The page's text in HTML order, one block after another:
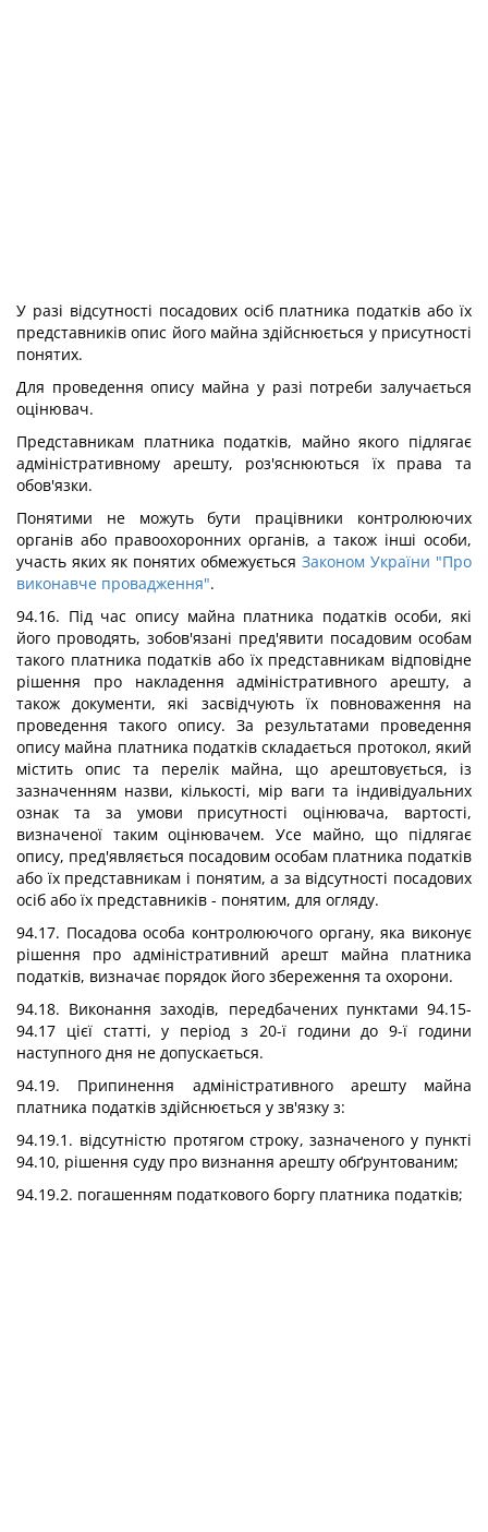
У разі відсутності посадових осіб платника податків або їх
представників опис його майна здійснюється у присутності
понятих.
Для проведення опису майна у разі потреби залучається
оцінювач.
Представникам платника податків, майно якого підлягає
адміністративному арешту, роз'яснюються їх права та
обов'язки.
Понятими не можуть бути працівники контролюючих
органів або правоохоронних органів, а також інші особи,
участь яких як понятих обмежується Законом України "Про
виконавче провадження".
94.16. Під час опису майна платника податків особи, які
його проводять, зобов'язані пред'явити посадовим особам
такого платника податків або їх представникам відповідне
рішення про накладення адміністративного арешту, а
також документи, які засвідчують їх повноваження на
проведення такого опису. За результатами проведення
опису майна платника податків складається протокол, який
містить опис та перелік майна, що арештовується, із
зазначенням назви, кількості, мір ваги та індивідуальних
ознак та за умови присутності оцінювача, вартості,
визначеної таким оцінювачем. Усе майно, що підлягає
опису, пред'являється посадовим особам платника податків
або їх представникам і понятим, а за відсутності посадових
осіб або їх представників - понятим, для огляду.
94.17. Посадова особа контролюючого органу, яка виконує
рішення про адміністративний арешт майна платника
податків, визначає порядок його збереження та охорони.
94.18. Виконання заходів, передбачених пунктами 94.15-
94.17 цієї статті, у період з 20-ї години до 9-ї години
наступного дня не допускається.
94.19. Припинення адміністративного арешту майна
платника податків здійснюється у зв'язку з:
94.19.1. відсутністю протягом строку, зазначеного у пункті
94.10, рішення суду про визнання арешту обґрунтованим;
94.19.2. погашенням податкового боргу платника податків;